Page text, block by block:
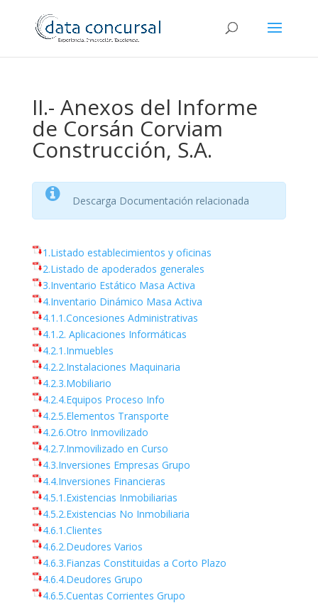
II.- Anexos del Informe
de Corsán Corviam
Construcción, S.A.
Descarga Documentación relacionada
1.Listado establecimientos y oficinas
2.Listado de apoderados generales
3.Inventario Estático Masa Activa
4.Inventario Dinámico Masa Activa
4.1.1.Concesiones Administrativas
4.1.2. Aplicaciones Informáticas
4.2.1.Inmuebles
4.2.2.Instalaciones Maquinaria
4.2.3.Mobiliario
4.2.4.Equipos Proceso Info
4.2.5.Elementos Transporte
4.2.6.Otro Inmovilizado
4.2.7.Inmovilizado en Curso
4.3.Inversiones Empresas Grupo
4.4.Inversiones Financieras
4.5.1.Existencias Inmobiliarias
4.5.2.Existencias No Inmobiliaria
4.6.1.Clientes
4.6.2.Deudores Varios
4.6.3.Fianzas Constituidas a Corto Plazo
4.6.4.Deudores Grupo
4.6.5.Cuentas Corrientes Grupo